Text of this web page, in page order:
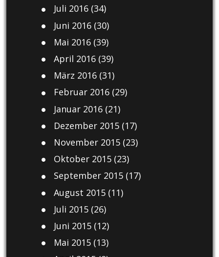
Juli 2016(34)
Juni 2016(30)
Mai 2016(39)
April 2016(39)
März 2016(31)
Februar 2016(29)
Januar 2016(21)
Dezember 2015(17)
November 2015(23)
Oktober 2015(23)
September 2015(17)
August 2015(11)
Juli 2015(26)
Juni 2015(12)
Mai 2015(13)